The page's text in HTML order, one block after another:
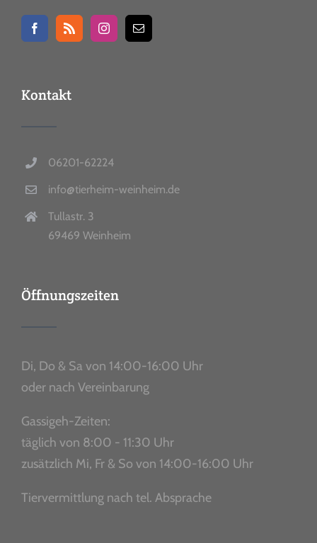
Kontakt
06201-62224
info@tierheim-weinheim.de
Tullastr. 3
69469 Weinheim
Öffnungszeiten
Di, Do & Sa von 14:00-16:00 Uhr
oder nach Vereinbarung
Gassigeh-Zeiten:
täglich von 8:00 - 11:30 Uhr
zusätzlich Mi, Fr & So von 14:00-16:00 Uhr
Tiervermittlung nach tel. Absprache